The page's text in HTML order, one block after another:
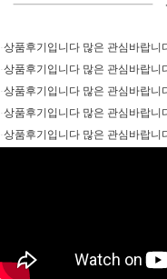
상품후기입니다 많은 관심바랍니
상품후기입니다 많은 관심바랍니
상품후기입니다 많은 관심바랍니
상품후기입니다 많은 관심바랍니
상품후기입니다 많은 관심바랍니